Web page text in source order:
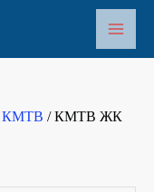
Main
КМТВ / КМТВ ЖК